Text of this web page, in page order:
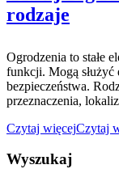
rodzaje
Ogrodzenia to stałe
funkcji. Mogą służyć
bezpieczeństwa.
przeznaczenia,
Czytaj więcejCzytaj
Wyszukaj